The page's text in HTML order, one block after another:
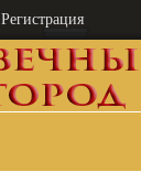
Регистрация